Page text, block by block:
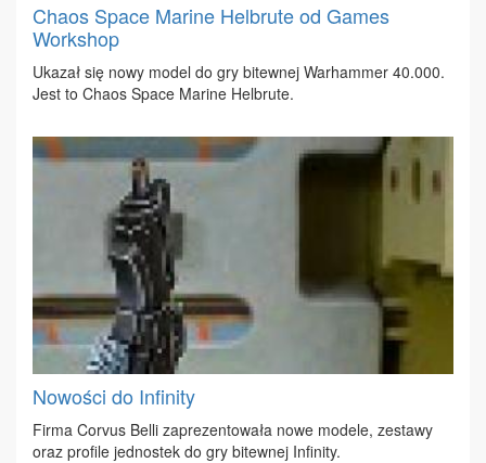
Chaos Space Marine Helbrute od Games
Workshop
Uka­zał się no­wy mo­del do gry bi­tew­nej War­ham­mer 40.000.
Jest to Cha­os Spa­ce Ma­ri­ne Hel­bru­te.
Nowości do Infinity
Fir­ma Co­rvus Bel­li za­pre­zen­to­wa­ła no­we mo­de­le, ze­sta­wy
oraz pro­fi­le jed­no­stek do gry bi­tew­nej In­fi­ni­ty.